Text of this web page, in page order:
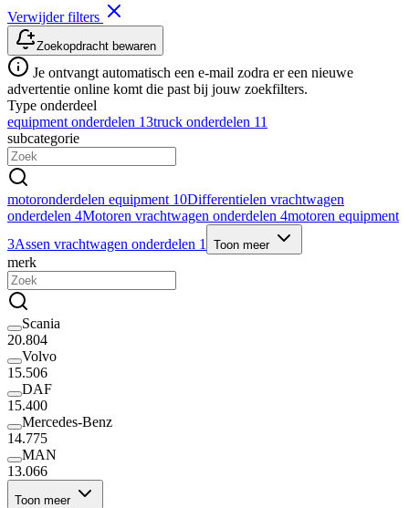
Verwijder filters
Zoekopdracht bewaren
Je ontvangt automatisch een e-mail zodra er een nieuwe
advertentie online komt die past bij jouw zoekfilters.
Type onderdeel
equipment onderdelen 13truck onderdelen 11
subcategorie
motoronderdelen equipment 10Differentielen vrachtwagen
onderdelen 4Motoren vrachtwagen onderdelen 4motoren equipment
3Assen vrachtwagen onderdelen 1 Toon meer
merk
Scania
20.804
Volvo
15.506
DAF
15.400
Mercedes-Benz
14.775
MAN
13.066
Toon meer